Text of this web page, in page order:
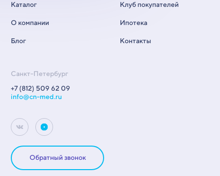
Каталог
О компании
Блог
Клуб покупателей
Ипотека
Контакты
Санкт-Петербург
+7 (812) 509 62 09
info@cn-med.ru
Обратный звонок